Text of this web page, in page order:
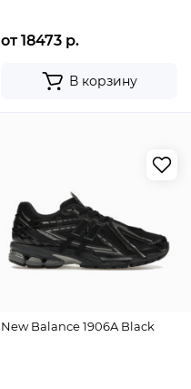
от 18473 р.
В корзину
New Balance 1906A Black